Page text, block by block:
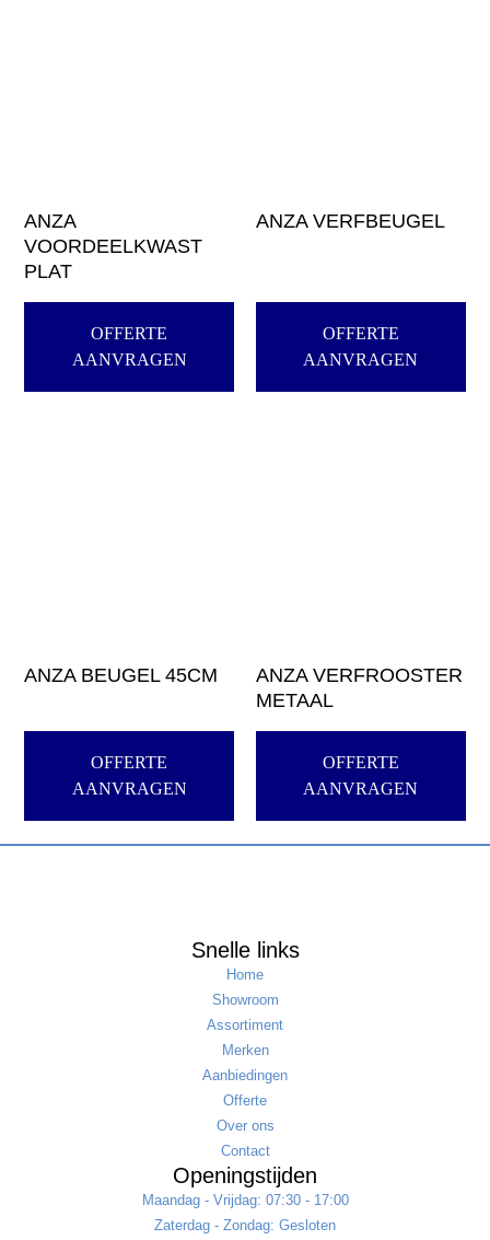
ANZA
VOORDEELKWAST
PLAT
OFFERTE
AANVRAGEN
ANZA VERFBEUGEL
OFFERTE
AANVRAGEN
ANZA BEUGEL 45CM
OFFERTE
AANVRAGEN
ANZA VERFROOSTER
METAAL
OFFERTE
AANVRAGEN
Snelle links
Home
Showroom
Assortiment
Merken
Aanbiedingen
Offerte
Over ons
Contact
Openingstijden
Maandag - Vrijdag: 07:30 - 17:00
Zaterdag - Zondag: Gesloten